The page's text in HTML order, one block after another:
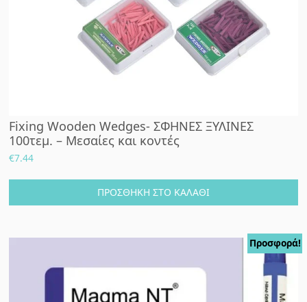
Fixing Wooden Wedges- ΣΦΗΝΕΣ ΞΥΛΙΝΕΣ
100τεμ. – Μεσαίες και κοντές
€7.44
ΠΡΟΣΘΉΚΗ ΣΤΟ ΚΑΛΆΘΙ
Προσφορά!